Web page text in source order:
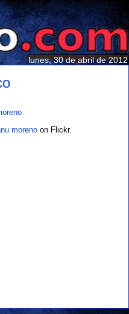
lunes, 30 de abril de 2012
moreno on Flickr.